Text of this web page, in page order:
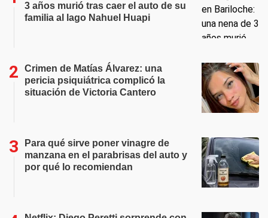
3 años murió tras caer el auto de su
familia al lago Nahuel Huapi
Crimen de Matías Álvarez: una
pericia psiquiátrica complicó la
situación de Victoria Cantero
Para qué sirve poner vinagre de
manzana en el parabrisas del auto y
por qué lo recomiendan